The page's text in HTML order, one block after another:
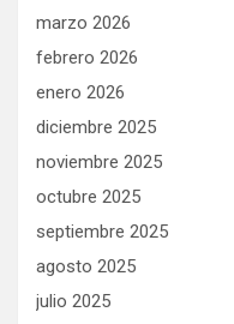
marzo 2026
febrero 2026
enero 2026
diciembre 2025
noviembre 2025
octubre 2025
septiembre 2025
agosto 2025
julio 2025